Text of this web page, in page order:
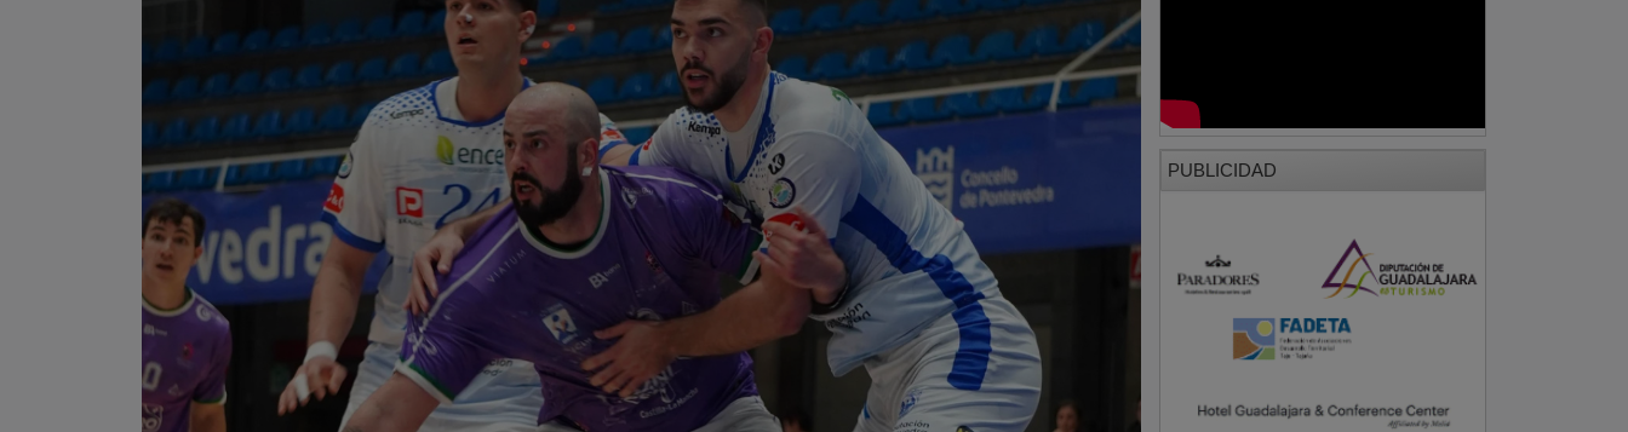
PUBLICIDAD